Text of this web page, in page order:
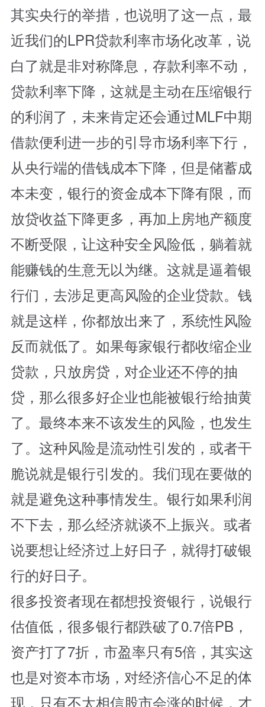
其实央行的举措，也说明了这一点，最
近我们的LPR贷款利率市场化改革，说
白了就是非对称降息，存款利率不动，
贷款利率下降，这就是主动在压缩银行
的利润了，未来肯定还会通过MLF中期
借款便利进一步的引导市场利率下行，
从央行端的借钱成本下降，但是储蓄成
本未变，银行的资金成本下降有限，而
放贷收益下降更多，再加上房地产额度
不断受限，让这种安全风险低，躺着就
能赚钱的生意无以为继。这就是逼着银
行们，去涉足更高风险的企业贷款。钱
就是这样，你都放出来了，系统性风险
反而就低了。如果每家银行都收缩企业
贷款，只放房贷，对企业还不停的抽
贷，那么很多好企业也能被银行给抽黄
了。最终本来不该发生的风险，也发生
了。这种风险是流动性引发的，或者干
脆说就是银行引发的。我们现在要做的
就是避免这种事情发生。银行如果利润
不下去，那么经济就谈不上振兴。或者
说要想让经济过上好日子，就得打破银
行的好日子。
很多投资者现在都想投资银行，说银行
估值低，很多银行都跌破了0.7倍PB，
资产打了7折，市盈率只有5倍，其实这
也是对资本市场，对经济信心不足的体
现，只有不太相信股市会涨的时候，才